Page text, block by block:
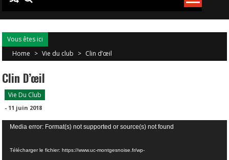
Vous êtes ici
Home > Vie du club > Clin d’œil
Clin D’œil
Vie Du Club
- 11 juin 2018
Lecteur
Media error: Format(s) not supported or source(s) not found
Télécharger le fichier: https://www.uc-montgesnoise.fr/wp-